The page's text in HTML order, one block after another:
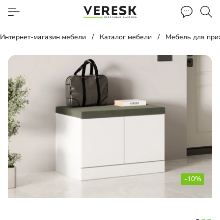
Интернет-магазин мебели Каталог мебели Мебель для
-10%